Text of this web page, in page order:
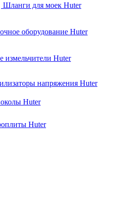
Шланги для моек Huter
оборудование Huter
измельчители Huter
напряжения Huter
Huter
Huter